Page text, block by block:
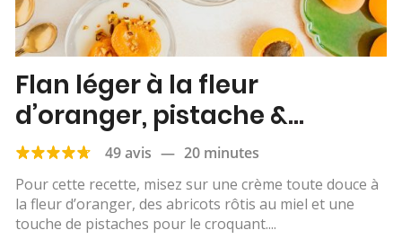
Flan léger à la fleur
d’oranger, pistache &
abricots rôtis
49 avis — 20 minutes
Pour cette recette, misez sur une crème toute douce à
la fleur d’oranger, des abricots rôtis au miel et une
touche de pistaches pour le croquant....